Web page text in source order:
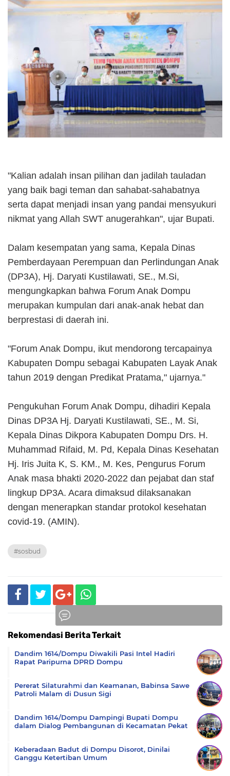
"Kalian adalah insan pilihan dan jadilah tauladan
yang baik bagi teman dan sahabat-sahabatnya
serta dapat menjadi insan yang pandai mensyukuri
nikmat yang Allah SWT anugerahkan", ujar Bupati.
Dalam kesempatan yang sama, Kepala Dinas
Pemberdayaan Perempuan dan Perlindungan Anak
(DP3A), Hj. Daryati Kustilawati, SE., M.Si,
mengungkapkan bahwa Forum Anak Dompu
merupakan kumpulan dari anak-anak hebat dan
berprestasi di daerah ini.
"Forum Anak Dompu, ikut mendorong tercapainya
Kabupaten Dompu sebagai Kabupaten Layak Anak
tahun 2019 dengan Predikat Pratama," ujarnya."
Pengukuhan Forum Anak Dompu, dihadiri Kepala
Dinas DP3A Hj. Daryati Kustilawati, SE., M. Si,
Kepala Dinas Dikpora Kabupaten Dompu Drs. H.
Muhammad Rifaid, M. Pd, Kepala Dinas Kesehatan
Hj. Iris Juita K, S. KM., M. Kes, Pengurus Forum
Anak masa bhakti 2020-2022 dan pejabat dan staf
lingkup DP3A. Acara dimaksud dilaksanakan
dengan menerapkan standar protokol kesehatan
covid-19. (AMIN).
#sosbud
Rekomendasi Berita Terkait
Dandim 1614/Dompu Diwakili Pasi Intel Hadiri
Rapat Paripurna DPRD Dompu
Pererat Silaturahmi dan Keamanan, Babinsa Sawe
Patroli Malam di Dusun Sigi
Dandim 1614/Dompu Dampingi Bupati Dompu
dalam Dialog Pembangunan di Kecamatan Pekat
Keberadaan Badut di Dompu Disorot, Dinilai
Ganggu Ketertiban Umum